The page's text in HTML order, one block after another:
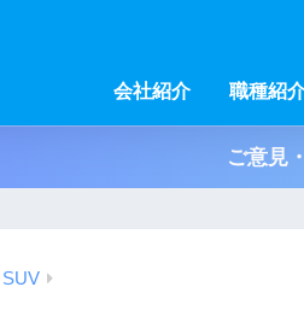
会社紹介 職種紹
ご意見
SUV